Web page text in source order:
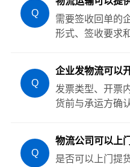
Q
需要签收回单的
形式、签收要求
Q
企业发物流可以
发票类型、开票
货前与承运方确认
Q
物流公司可以上
是否可以上门提